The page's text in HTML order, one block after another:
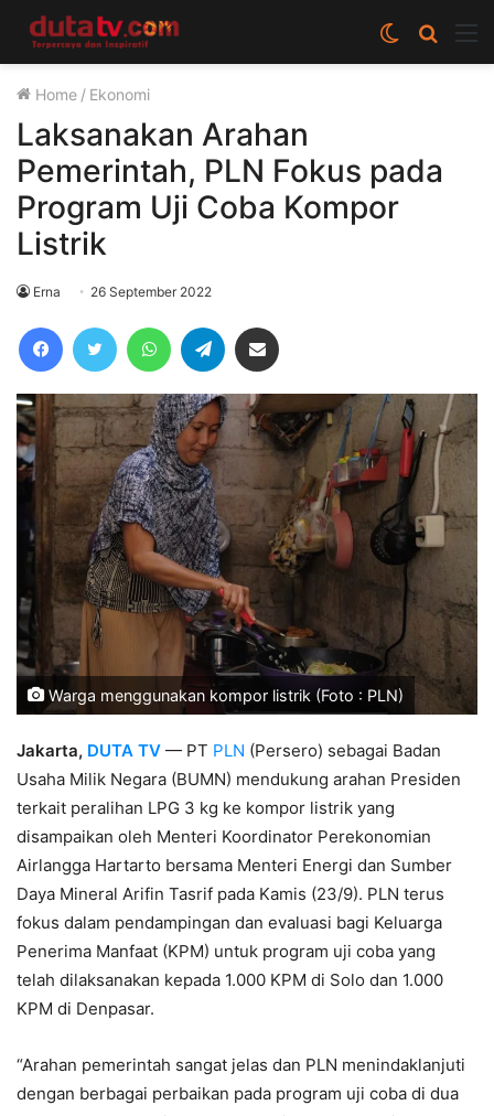
Cari
berita
Switch
skin
Home / Ekonomi
Laksanakan Arahan
Pemerintah, PLN Fokus pada
Program Uji Coba Kompor
Listrik
Erna 26 September 2022
FacebookTwitter WhatsAppTelegram
Warga menggunakan kompor listrik (Foto : PLN)
Jakarta, DUTA TV — PT PLN (Persero) sebagai Badan
Usaha Milik Negara (BUMN) mendukung arahan Presiden
terkait peralihan LPG 3 kg ke kompor listrik yang
disampaikan oleh Menteri Koordinator Perekonomian
Airlangga Hartarto bersama Menteri Energi dan Sumber
Daya Mineral Arifin Tasrif pada Kamis (23/9). PLN terus
fokus dalam pendampingan dan evaluasi bagi Keluarga
Penerima Manfaat (KPM) untuk program uji coba yang
telah dilaksanakan kepada 1.000 KPM di Solo dan 1.000
KPM di Denpasar.
“Arahan pemerintah sangat jelas dan PLN menindaklanjuti
dengan berbagai perbaikan pada program uji coba di dua